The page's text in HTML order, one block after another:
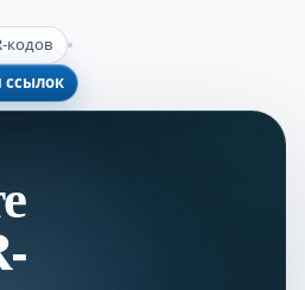
кодов
ссылок